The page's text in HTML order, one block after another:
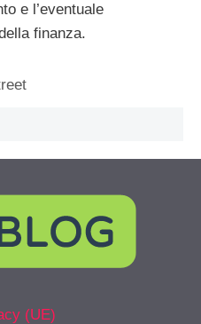
e l’eventuale
finanza.
(UE)